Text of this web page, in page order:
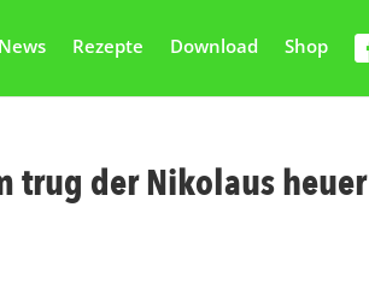
News Rezepte Download Shop
trug der Nikolaus heuer